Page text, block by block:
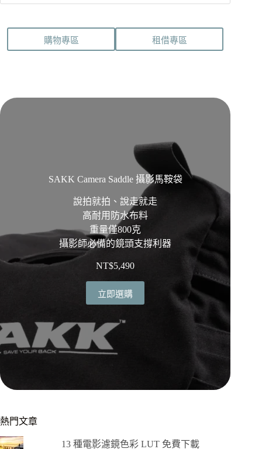
購物專區 租借專區
SAKK Camera Saddle 攝影馬鞍袋
說拍就拍、說走就走
高耐用防水布料
重量僅800克
攝影師必備的鏡頭支撐利器
NT$5,490
立即選購
熱門文章
13 種電影濾鏡色彩 LUT 免費下載